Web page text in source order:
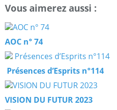
Vous aimerez aussi :
AOC n° 74
Présences d’Esprits n°114
VISION DU FUTUR 2023